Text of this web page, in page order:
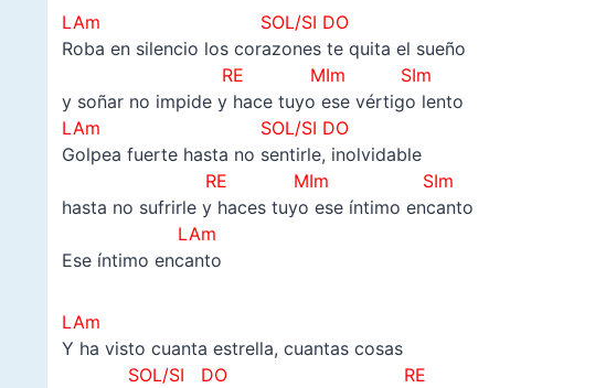
LAm SOL/SI DO
Roba en silencio los corazones te quita el sueño
RE
MIm SIm
y soñar no impide y hace tuyo ese vértigo lento
LAm SOL/SI DO
Golpea fuerte hasta no sentirle, inolvidable
RE
MIm SIm
hasta no sufrirle y haces tuyo ese íntimo encanto
LAm
Ese íntimo encanto
LAm
Y ha visto cuanta estrella, cuantas cosas
SOL/SI DO RE